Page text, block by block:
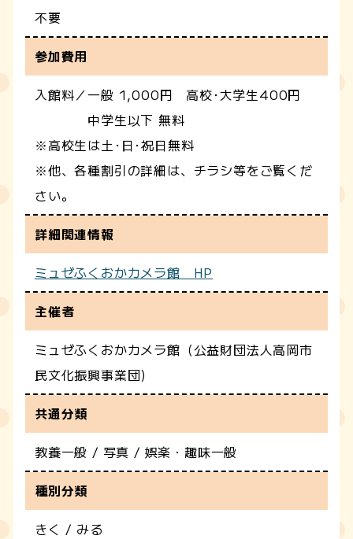
不要
参加費用
入館料／一般 1,000円 高校･大学生400円
中学生以下 無料
※高校生は土･日･祝日無料
※他、各種割引の詳細は、チラシ等をご覧くだ
さい。
詳細関連情報
ミュゼふくおかカメラ館 HP
主催者
ミュゼふくおかカメラ館（公益財団法人高岡市
民文化振興事業団)
共通分類
教養一般 / 写真 / 娯楽・趣味一般
種別分類
きく / みる